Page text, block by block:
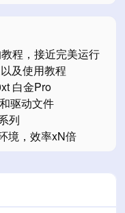
程，接近完美运行
及使用教程
白金Pro
驱动文件
列
境，效率xN倍